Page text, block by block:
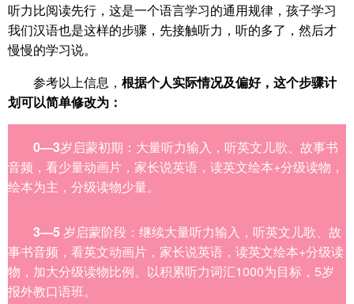
听力比阅读先行，这是一个语言学习的通用规律，孩子学习
我们汉语也是这样的步骤，先接触听力，听的多了，然后才
慢慢的学习说。
参考以上信息， 根据个人实际情况及偏好，这个步骤计
划可以简单修改为：
0—3岁启蒙初期：大量听力输入，听英文儿歌、故事书
音频，看少量动画片，家长说英语，读英文绘本+分级读物，
绘本为主，分级读物少量。
3—5 岁启蒙阶段：继续大量听力输入，听英文儿歌、故
事书音频，看英文动画片，家长说英语，读英文绘本+分级读
物，加大分级读物比例。以积累听力词汇1000为目标，5岁
报外教口语班。